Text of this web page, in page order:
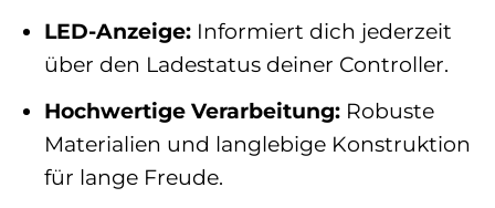
LED-Anzeige:Informiert dich jederzeit
über den Ladestatus deiner Controller.
Hochwertige Verarbeitung:Robuste
Materialien und langlebige Konstruktion
für lange Freude.